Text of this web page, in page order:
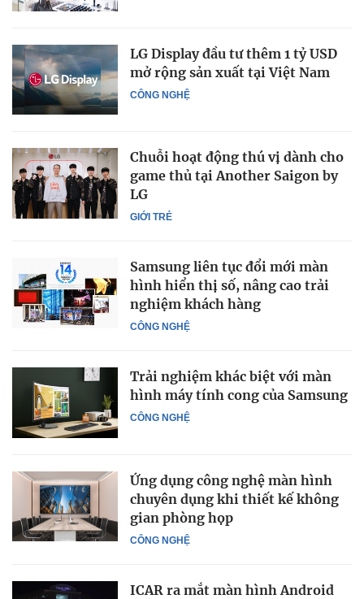
CÔNG NGHỆ
LG Display đầu tư thêm 1 tỷ USD
mở rộng sản xuất tại Việt Nam
GIỚI TRẺ
Chuỗi hoạt động thú vị dành cho
game thủ tại Another Saigon by
LG
CÔNG NGHỆ
Samsung liên tục đổi mới màn
hình hiển thị số, nâng cao trải
nghiệm khách hàng
CÔNG NGHỆ
Trải nghiệm khác biệt với màn
hình máy tính cong của Samsung
CÔNG NGHỆ
Ứng dụng công nghệ màn hình
chuyên dụng khi thiết kế không
gian phòng họp
ICAR ra mắt màn hình Android